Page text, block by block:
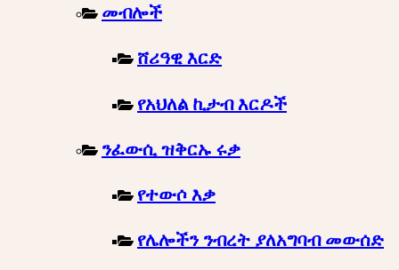
መብሎች
ሸሪዓዊ እርድ
የአህለል ኪታብ እርዶች
ንፈውሲ ዝቅርኡ ሩቃ
የተውሶ እቃ
የሌሎችን ንብረት ያለአግባብ መውሰድ